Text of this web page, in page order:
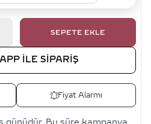
SEPETE EKLE
ILE SIPARIŞ
Fiyat Alarmı